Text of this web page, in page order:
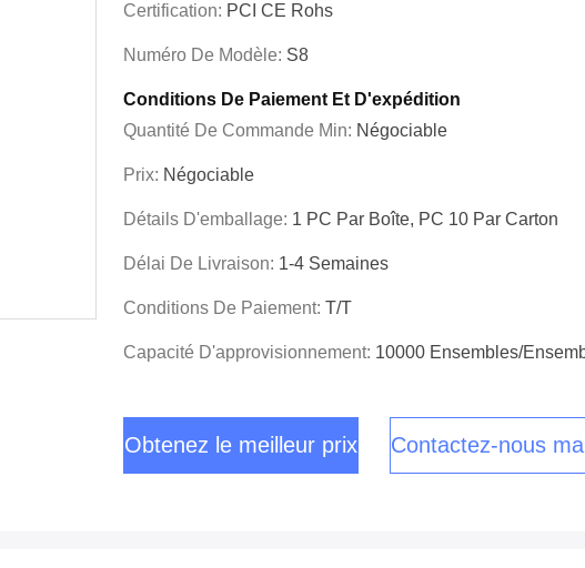
Certification: PCI CE Rohs
Numéro De Modèle: S8
Conditions De Paiement Et D'expédition
Quantité De Commande Min: Négociable
Prix: Négociable
Détails D'emballage: 1 PC Par Boîte, PC 10 Par Carton
Délai De Livraison: 1-4 Semaines
Conditions De Paiement: T/T
Capacité D'approvisionnement: 10000 Ensembles/
Obtenez le meilleur prix Contactez-nous